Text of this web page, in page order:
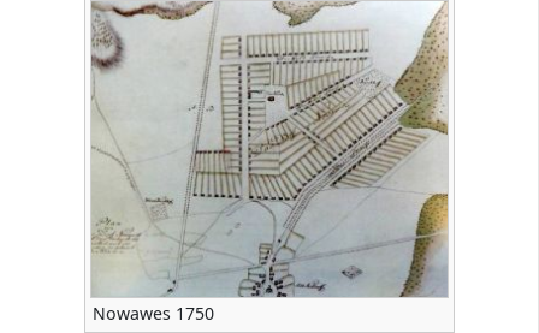
Nowawes 1750